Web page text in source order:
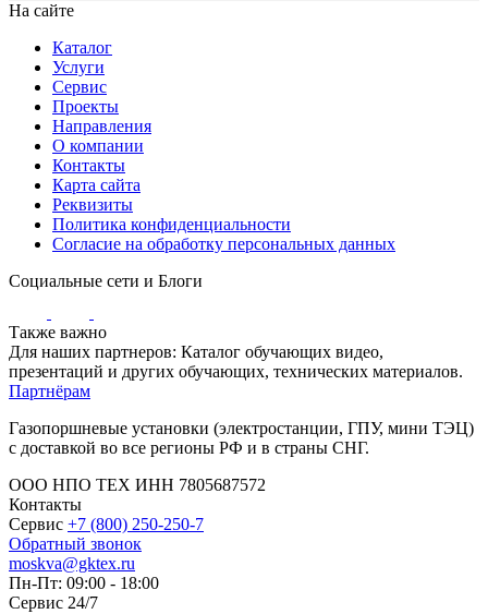
На сайте
Каталог
Услуги
Сервис
Проекты
Направления
О компании
Контакты
Карта сайта
Реквизиты
Политика конфиденциальности
Согласие на обработку персональных данных
Социальные сети и Блоги
Также важно
Для наших партнеров: Каталог обучающих видео,
презентаций и других обучающих, технических материалов.
Партнёрам
Газопоршневые установки (электростанции, ГПУ, мини ТЭЦ)
с доставкой во все регионы РФ и в страны СНГ.
ООО НПО ТЕХ ИНН 7805687572
Контакты
Сервис +7 (800) 250-250-7
Обратный звонок
moskva@gktex.ru
Пн-Пт: 09:00 - 18:00
Сервис 24/7